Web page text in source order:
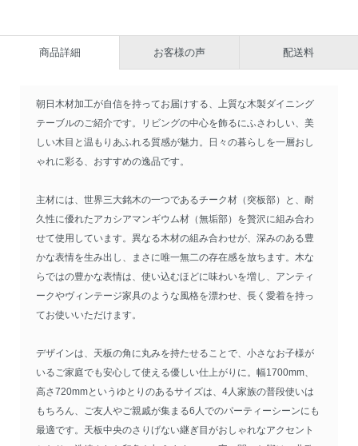
商品詳細 お客様の声 配送料
朝日木材加工が自信を持ってお届けする、上質な木製ダイニング
テーブルのご紹介です。リビングの中心を飾るにふさわしい、美
しい木目と温もりあふれる質感が魅力。日々の暮らしを一層おし
ゃれに彩る、おすすめの逸品です。
主材には、世界三大銘木の一つであるチーク材（突板部）と、耐
久性に優れたアカシアマンギウム材（無垢部）を贅沢に組み合わ
せて使用しています。異なる木材の組み合わせが、深みのある豊
かな表情を生み出し、まさに唯一無二の存在感を放ちます。木な
らではの豊かな表情は、使い込むほどに味わいを増し、アンティ
ークやヴィンテージ家具のような風格を漂わせ、長く愛着を持っ
てお使いいただけます。
デザインは、天板の角に丸みを持たせることで、小さなお子様が
いるご家庭でも安心して使える優しい仕上がりに。幅1700mm、
高さ720mmというゆとりのあるサイズは、4人家族の普段使いは
もちろん、ご友人やご親戚が集まる6人でのパーティーシーンにも
最適です。天板中央のさりげない継ぎ目がおしゃれなアクセント